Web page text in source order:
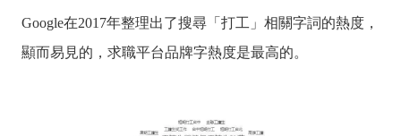
Google在2017年整理出了搜尋「打工」相關字詞的熱度，
顯而易見的，求職平台品牌字熱度是最高的。